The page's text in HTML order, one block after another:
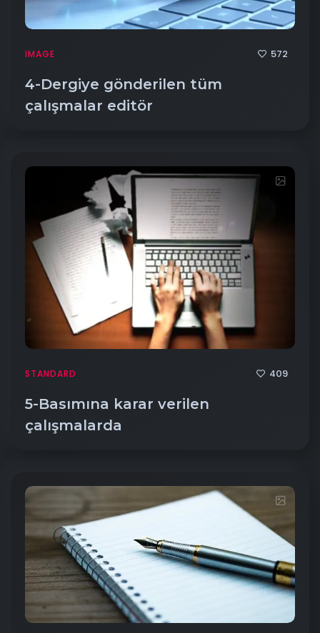
IMAGE 572
4-Dergiye gönderilen tüm
çalışmalar editör
STANDARD 409
5-Basımına karar verilen
çalışmalarda